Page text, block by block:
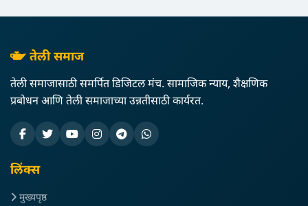
तेली समाज
तेली समाजासाठी समर्पित डिजिटल मंच. सामाजिक न्याय, शैक्षणिक
प्रबोधन आणि तेली समाजाच्या उन्नतीसाठी कार्यरत.
लिंक्स
मुख्यपृष्ठ